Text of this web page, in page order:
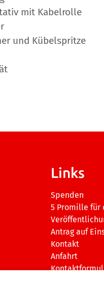
mit Kabelrolle
und Kübelspritze
Links
Spenden
5 Promille für
Antrag auf
Kontakt
Anfahrt